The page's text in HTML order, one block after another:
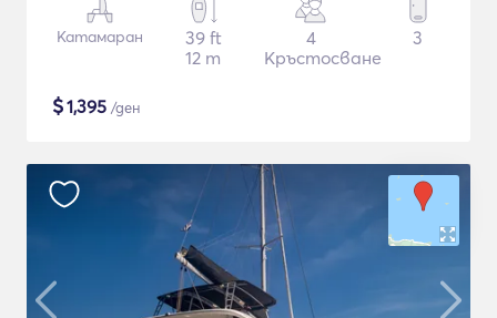
Катамаран
39 ft
12 m
4
Кръстосване
3
$1,395 /ден